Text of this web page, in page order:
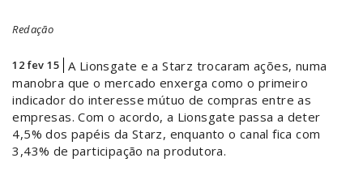
Redação
12 fev 15
A Lionsgate e a Starz trocaram ações, numa
manobra que o mercado enxerga como o primeiro
indicador do interesse mútuo de compras entre as
empresas. Com o acordo, a Lionsgate passa a deter
4,5% dos papéis da Starz, enquanto o canal fica com
3,43% de participação na produtora.